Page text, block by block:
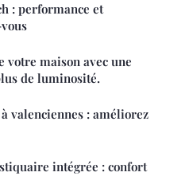
: performance et
votre maison avec une
de luminosité.
valenciennes : améliorez
intégrée : confort